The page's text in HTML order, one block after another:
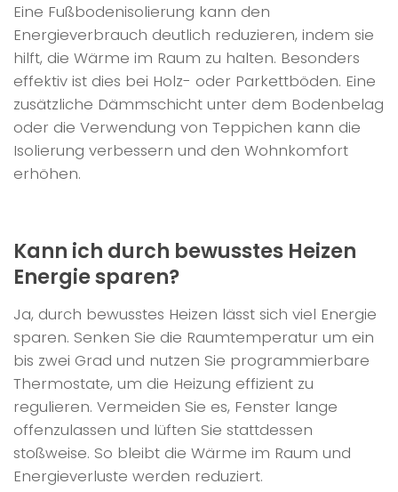
Eine Fußbodenisolierung kann den
Energieverbrauch deutlich reduzieren, indem sie
hilft, die Wärme im Raum zu halten. Besonders
effektiv ist dies bei Holz- oder Parkettböden. Eine
zusätzliche Dämmschicht unter dem Bodenbelag
oder die Verwendung von Teppichen kann die
Isolierung verbessern und den Wohnkomfort
erhöhen.
Kann ich durch bewusstes Heizen
Energie sparen?
Ja, durch bewusstes Heizen lässt sich viel Energie
sparen. Senken Sie die Raumtemperatur um ein
bis zwei Grad und nutzen Sie programmierbare
Thermostate, um die Heizung effizient zu
regulieren. Vermeiden Sie es, Fenster lange
offenzulassen und lüften Sie stattdessen
stoßweise. So bleibt die Wärme im Raum und
Energieverluste werden reduziert.